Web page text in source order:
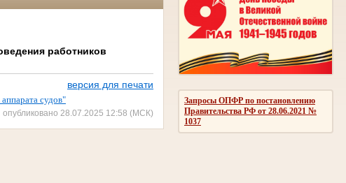
Запросы ОПФР по постановлению
Правительства РФ от 28.06.2021 №
1037
работников
версия для печати
судов"
опубликовано 28.07.2025 12:58 (МСК)